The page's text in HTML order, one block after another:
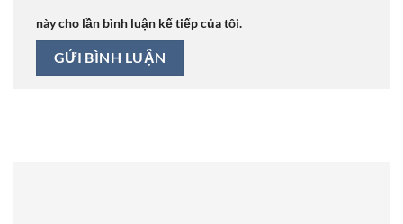
này cho lần bình luận kế tiếp của tôi.